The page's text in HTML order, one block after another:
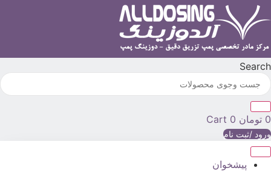
پرش
به
Search
0 تومان 0
Cart
ورود /ثبت نام
پیشخوان